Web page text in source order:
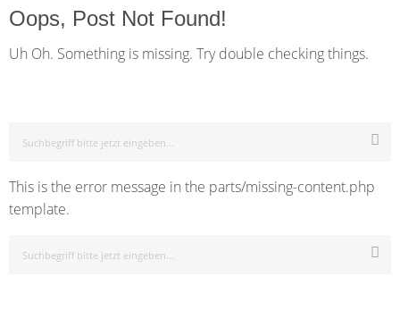
Oops, Post Not Found!
Uh Oh. Something is missing. Try double checking things.
This is the error message in the parts/missing-content.php
template.